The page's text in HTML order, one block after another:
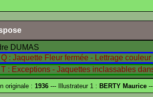
DUMAS
originale : 1936 --- Illustrateur 1 : BERTY Maurice